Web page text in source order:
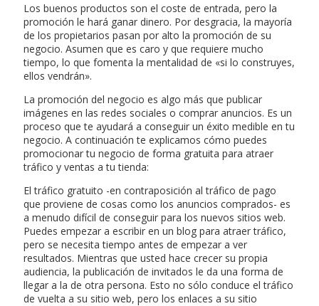
Los buenos productos son el coste de entrada, pero la
promoción le hará ganar dinero. Por desgracia, la mayoría
de los propietarios pasan por alto la promoción de su
negocio. Asumen que es caro y que requiere mucho
tiempo, lo que fomenta la mentalidad de «si lo construyes,
ellos vendrán».
La promoción del negocio es algo más que publicar
imágenes en las redes sociales o comprar anuncios. Es un
proceso que te ayudará a conseguir un éxito medible en tu
negocio. A continuación te explicamos cómo puedes
promocionar tu negocio de forma gratuita para atraer
tráfico y ventas a tu tienda:
El tráfico gratuito -en contraposición al tráfico de pago
que proviene de cosas como los anuncios comprados- es
a menudo difícil de conseguir para los nuevos sitios web.
Puedes empezar a escribir en un blog para atraer tráfico,
pero se necesita tiempo antes de empezar a ver
resultados. Mientras que usted hace crecer su propia
audiencia, la publicación de invitados le da una forma de
llegar a la de otra persona. Esto no sólo conduce el tráfico
de vuelta a su sitio web, pero los enlaces a su sitio